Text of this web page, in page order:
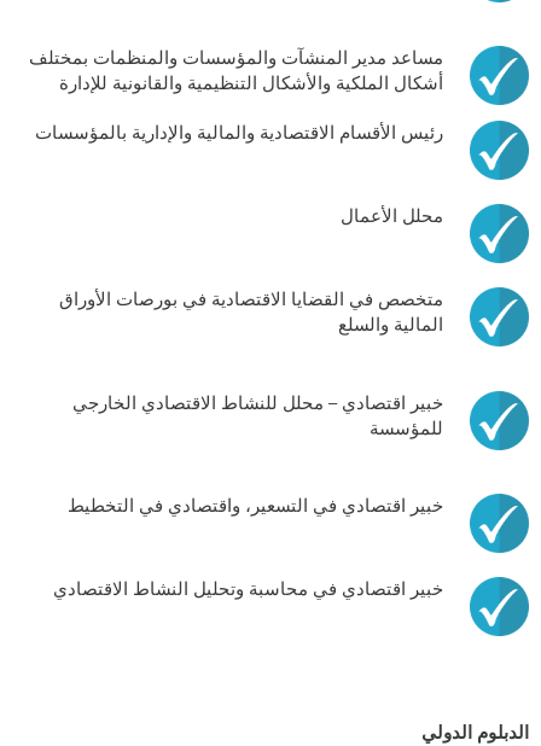
مساعد مدير المنشآت والمؤسسات والمنظمات بمختلف
أشكال الملكية والأشكال التنظيمية والقانونية للإدارة
رئيس الأقسام الاقتصادية والمالية والإدارية بالمؤسسات
محلل الأعمال
متخصص في القضايا الاقتصادية في بورصات الأوراق
المالية والسلع
خبير اقتصادي – محلل للنشاط الاقتصادي الخارجي
للمؤسسة
خبير اقتصادي في التسعير، واقتصادي في التخطيط
خبير اقتصادي في محاسبة وتحليل النشاط الاقتصادي
الدبلوم الدولي